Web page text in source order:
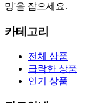
밍'을 잡으세요.
카테고리
전체 상품
급락한 상품
인기 상품